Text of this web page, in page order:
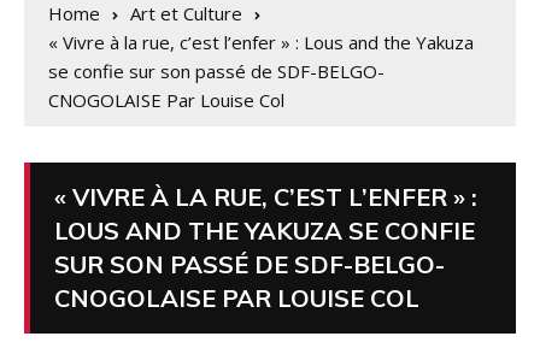
Home
Art et Culture
« Vivre à la rue, c’est l’enfer » : Lous and the Yakuza
se confie sur son passé de SDF-BELGO-
CNOGOLAISE Par Louise Col
« VIVRE À LA RUE, C’EST L’ENFER » :
LOUS AND THE YAKUZA SE CONFIE
SUR SON PASSÉ DE SDF-BELGO-
CNOGOLAISE PAR LOUISE COL